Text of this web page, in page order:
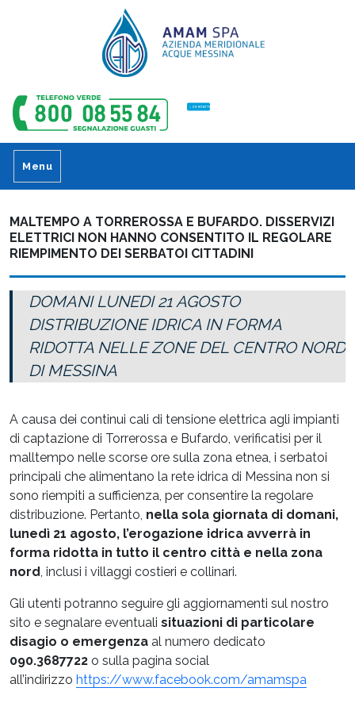
CONTATTI
Menu
MALTEMPO A TORREROSSA E BUFARDO. DISSERVIZI
ELETTRICI NON HANNO CONSENTITO IL REGOLARE
RIEMPIMENTO DEI SERBATOI CITTADINI
DOMANI LUNEDI 21 AGOSTO
DISTRIBUZIONE IDRICA IN FORMA
RIDOTTA NELLE ZONE DEL CENTRO NORD
DI MESSINA
A causa dei continui cali di tensione elettrica agli impianti
di captazione di Torrerossa e Bufardo, verificatisi per il
malltempo nelle scorse ore sulla zona etnea, i serbatoi
principali che alimentano la rete idrica di Messina non si
sono riempiti a sufficienza, per consentire la regolare
distribuzione. Pertanto, nella sola giornata di domani,
lunedì 21 agosto, l’erogazione idrica avverrà in
forma ridotta in tutto il centro città e nella zona
nord , inclusi i villaggi costieri e collinari.
Gli utenti potranno seguire gli aggiornamenti sul nostro
sito e segnalare eventuali situazioni di particolare
disagio o emergenza al numero dedicato
090.3687722 o sulla pagina social
all’indirizzo https://www.facebook.com/amamspa